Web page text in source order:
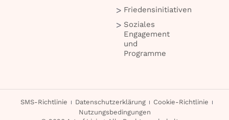
Friedensinitiativen
Soziales
Engagement
und
Programme
SMS-Richtlinie Datenschutzerklärung
Cookie-Richtlinie
Nutzungsbedingungen